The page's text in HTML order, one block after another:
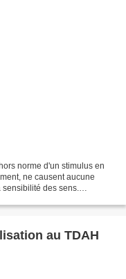
norme d'un stimulus en
ne causent aucune
sensibilité des sens.
au TDAH